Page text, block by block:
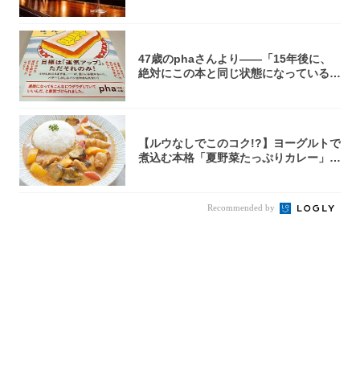
47歳のphaさんより――「15年後に、
絶対にこの本と同じ状態になっている自
【ルウなしでこのコク!?】ヨーグルトで
煮込む本格「夏野菜たっぷりカレー」作
Recommended by